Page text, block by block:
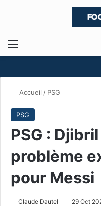
Menu
Accueil / PSG
PSG
PSG :
problème
pour Messi
Claude Dautel 29 Oct